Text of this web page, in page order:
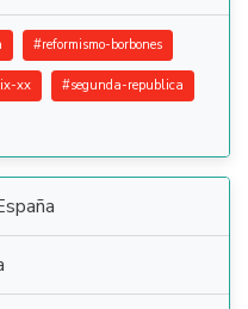
#reformismo-borbones
xx #segunda-republica